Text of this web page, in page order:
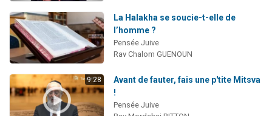
La Halakha se soucie-t-elle de
l’homme ?
Pensée Juive
Rav Chalom GUENOUN
9:28
Avant de fauter, fais une p'tite Mitsva
!
Pensée Juive